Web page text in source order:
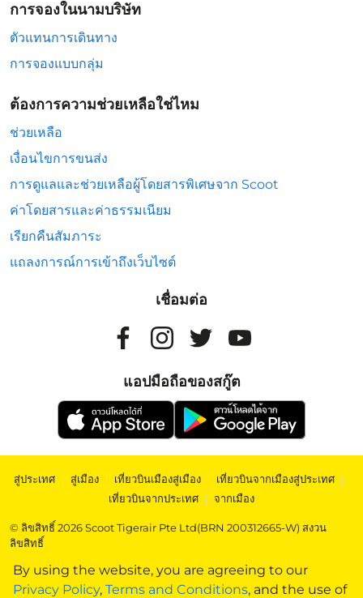
By using the website, you are agreeing to our
Privacy Policy, Terms and Conditions, and the use of
การจองในนามบริษัท
ตัวแทนการเดินทาง
การจองแบบกลุ่ม
ต้องการความช่วยเหลือใช่ไหม
ช่วยเหลือ
เงื่อนไขการขนส่ง
การดูแลและช่วยเหลือผู้โดยสารพิเศษจาก Scoot
ค่าโดยสารและค่าธรรมเนียม
เรียกคืนสัมภาระ
แถลงการณ์การเข้าถึงเว็บไซต์
เชื่อมต่อ
แอปมือถือของสกู๊ต
สู่ประเทศ | สู่เมือง | เที่ยวบินเมืองสู่เมือง | เที่ยวบินจากเมืองสู่ประเทศ |
เที่ยวบินจากประเทศ | จากเมือง
© ลิขสิทธิ์ 2026 Scoot Tigerair Pte Ltd(BRN 200312665-W) สงวน
ลิขสิทธิ์